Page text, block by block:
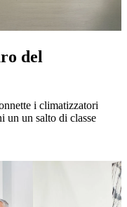
del
i climatizzatori
un un salto di classe